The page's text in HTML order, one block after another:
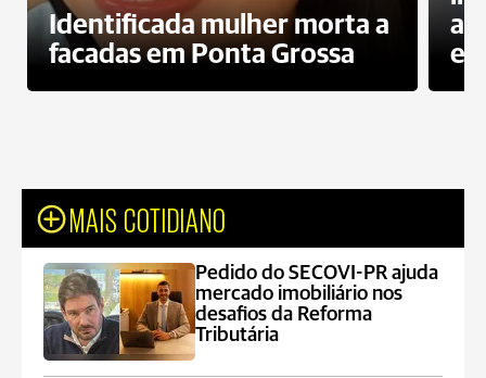
Identificada mulher morta a
facadas em Ponta Grossa
MAIS COTIDIANO
Pedido do SECOVI-PR ajuda
mercado imobiliário nos
desafios da Reforma
Tributária